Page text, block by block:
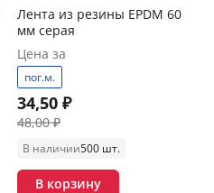
Лента из резины EPDM 60
мм серая
Цена за
пог.м.
34,50 ₽
48,00 ₽
В наличии500 шт.
В корзину